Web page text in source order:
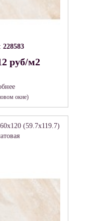
228583
руб/м2
окне)
(59.7х119.7)